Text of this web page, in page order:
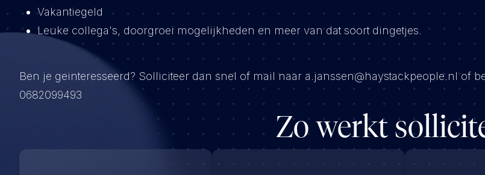
Vakantiegeld
Leuke collega's, doorgroei mogelijkheden en meer van dat soort dingetjes.
Ben je geinteresseerd? Solliciteer dan snel of mail naar a.janssen@haystackpeople.nl of
0682099493
Zo werkt